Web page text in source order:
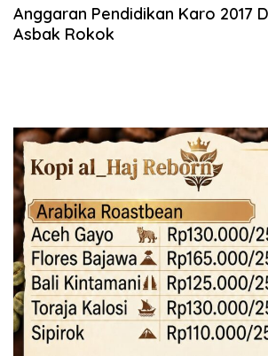
Anggaran Pendidikan Karo 2017
Asbak Rokok